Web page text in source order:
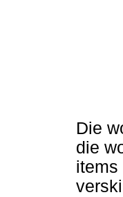
Die
die
items